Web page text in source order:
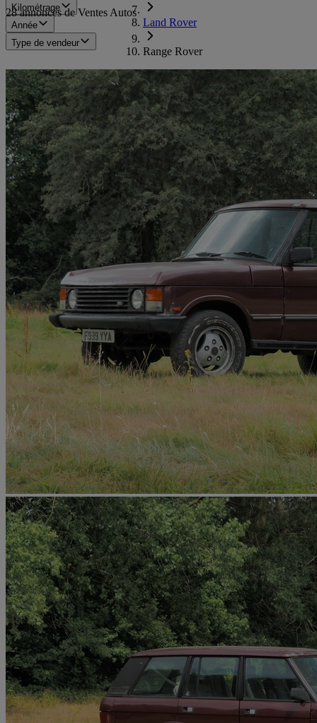
Kilométrage
Année
Type de vendeur
Land Rover
Range Rover
28 annonces de Ventes Autos